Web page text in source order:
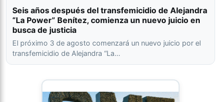
Seis años después del transfemicidio de Alejandra
“La Power” Benítez, comienza un nuevo juicio en
busca de justicia
El próximo 3 de agosto comenzará un nuevo juicio por el
transfemicidio de Alejandra “La…